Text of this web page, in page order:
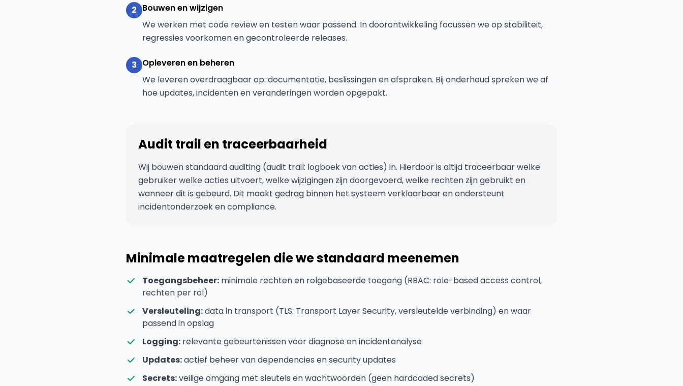
2 Bouwen en wijzigen
We werken met code review en testen waar passend. In doorontwikkeling focussen we op stabiliteit,
regressies voorkomen en gecontroleerde releases.
3 Opleveren en beheren
We leveren overdraagbaar op: documentatie, beslissingen en afspraken. Bij onderhoud spreken we af
hoe updates, incidenten en veranderingen worden opgepakt.
Audit trail en traceerbaarheid
Wij bouwen standaard auditing (audit trail: logboek van acties) in. Hierdoor is altijd traceerbaar welke
gebruiker welke acties uitvoert, welke wijzigingen zijn doorgevoerd, welke rechten zijn gebruikt en
wanneer dit is gebeurd. Dit maakt gedrag binnen het systeem verklaarbaar en ondersteunt
incidentonderzoek en compliance.
Minimale maatregelen die we standaard meenemen
Toegangsbeheer: minimale rechten en rolgebaseerde toegang (RBAC: role-based access control,
rechten per rol)
Versleuteling:data in transport (TLS: Transport Layer Security, versleutelde verbinding) en waar
passend in opslag
Logging: relevante gebeurtenissen voor diagnose en incidentanalyse
Updates:actief beheer van dependencies en security updates
Secrets:veilige omgang met sleutels en wachtwoorden (geen hardcoded secrets)